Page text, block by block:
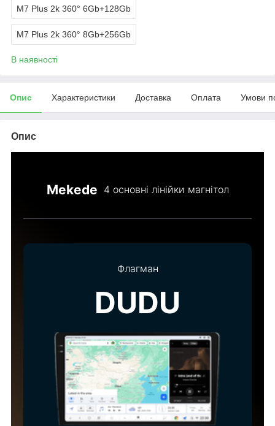
M7 Plus 2k 360° 6Gb+128Gb
M7 Plus 2k 360° 8Gb+256Gb
В наявності
Опис Характеристики Доставка Оплата Умови
Опис
Mekede 4 основні лінійки магнітол
Флагман
DUDU